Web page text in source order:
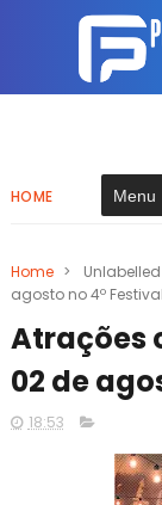
HOME
Home > Unlabelled
agosto no 4º
Atrações
02 de
18:53